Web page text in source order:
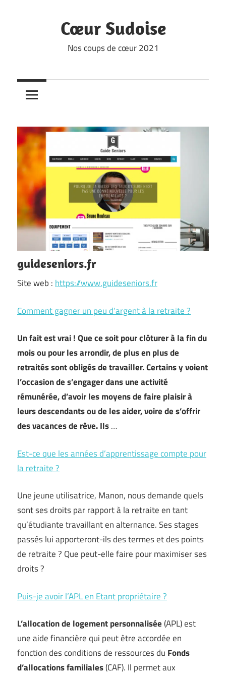
Cœur Sudoise
Nos coups de cœur 2021
guideseniors.fr
Site web : https://www.guideseniors.fr
Comment gagner un peu d’argent à la retraite ?
Un fait est vrai ! Que ce soit pour clôturer à la fin du
mois ou pour les arrondir, de plus en plus de
retraités sont obligés de travailler. Certains y voient
l’occasion de s’engager dans une activité
rémunérée, d’avoir les moyens de faire plaisir à
leurs descendants ou de les aider, voire de s’offrir
des vacances de rêve. Ils…
Est-ce que les années d’apprentissage compte pour
la retraite ?
Une jeune utilisatrice, Manon, nous demande quels
sont ses droits par rapport à la retraite en tant
qu’étudiante travaillant en alternance. Ses stages
passés lui apporteront-ils des termes et des points
de retraite ? Que peut-elle faire pour maximiser ses
droits ?
Puis-je avoir l’APL en Etant propriétaire ?
L’allocation de logement personnalisée(APL) est
une aide financière qui peut être accordée en
fonction des conditions de ressources du Fonds
d’allocations familiales(CAF). Il permet aux